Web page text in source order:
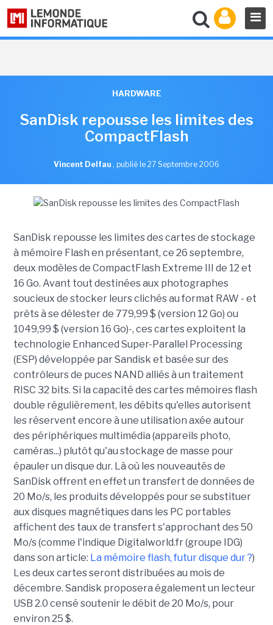
HARDWARE
SanDisk repousse les limites des
CompactFlash
Vincent Delfau , publié le 27 Septembre 2006
SanDisk repousse les limites des cartes de stockage
à mémoire Flash en présentant, ce 26 septembre,
deux modèles de CompactFlash Extreme III de 12 et
16 Go. Avant tout destinées aux photographes
soucieux de stocker leurs clichés au format RAW - et
prêts à se délester de 779,99 $ (version 12 Go) ou
1049,99 $ (version 16 Go)-, ces cartes exploitent la
technologie Enhanced Super-Parallel Processing
(ESP) développée par Sandisk et basée sur des
contrôleurs de puces NAND alliés à un traitement
RISC 32 bits. Si la capacité des cartes mémoires flash
double régulièrement, les débits qu'elles autorisent
les réservent encore à une utilisation axée autour
des périphériques multimédia (appareils photo,
caméras...) plutôt qu'au stockage de masse pour
épauler un disque dur. Là où les nouveautés de
SanDisk offrent en effet un transfert de données de
20 Mo/s, les produits développés pour se substituer
aux disques magnétiques dans les PC portables
affichent des taux de transfert s'approchant des 50
Mo/s (comme l'indique Digitalworld.fr (groupe IDG)
dans son article: La mémoire flash, futur disque dur ?)
Les deux cartes seront distribuées au mois de
décembre. Sandisk proposera également un lecteur
USB 2.0 censé soutenir le débit de 20 Mo/s, pour
environ 25 $.